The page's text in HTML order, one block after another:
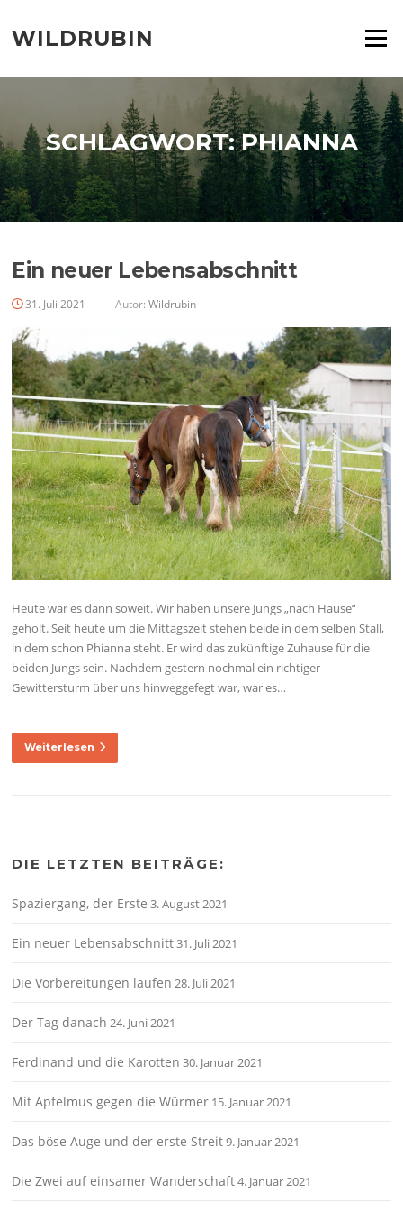
Inhalt
springen
WILDRUBIN Menü
SCHLAGWORT:PHIANNA
Ein neuer Lebensabschnitt
31. Juli 2021 Autor:Wildrubin
Heute war es dann soweit. Wir haben unsere Jungs „nach Hause“
geholt. Seit heute um die Mittagszeit stehen beide in dem selben Stall,
in dem schon Phianna steht. Er wird das zukünftige Zuhause für die
beiden Jungs sein. Nachdem gestern nochmal ein richtiger
Gewittersturm über uns hinweggefegt war, war es…
Weiterlesen
DIE LETZTEN BEITRÄGE:
Spaziergang, der Erste 3. August 2021
Ein neuer Lebensabschnitt31. Juli 2021
Die Vorbereitungen laufen 28. Juli 2021
Der Tag danach 24. Juni 2021
Ferdinand und die Karotten 30. Januar 2021
Mit Apfelmus gegen die Würmer 15. Januar 2021
Das böse Auge und der erste Streit9. Januar 2021
Die Zwei auf einsamer Wanderschaft4. Januar 2021